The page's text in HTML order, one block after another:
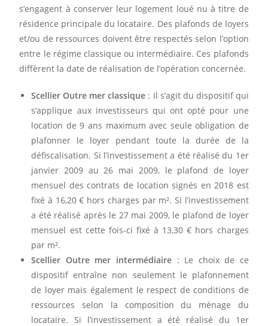
s’engagent à conserver leur logement loué nu à titre de
résidence principale du locataire. Des plafonds de loyers
et/ou de ressources doivent être respectés selon l’option
entre le régime classique ou intermédiaire. Ces plafonds
diffèrent la date de réalisation de l’opération concernée.
Scellier Outre mer classique : Il s’agit du dispositif qui
s’applique aux investisseurs qui ont opté pour une
location de 9 ans maximum avec seule obligation de
plafonner le loyer pendant toute la durée de la
défiscalisation. Si l’investissement a été réalisé du 1er
janvier 2009 au 26 mai 2009, le plafond de loyer
mensuel des contrats de location signés en 2018 est
fixé à 16,20 € hors charges par m². Si l’investissement
a été réalisé après le 27 mai 2009, le plafond de loyer
mensuel est cette fois-ci fixé à 13,30 € hors charges
par m².
Scellier Outre mer intermédiaire: Le choix de ce
dispositif entraîne non seulement le plafonnement
de loyer mais également le respect de conditions de
ressources selon la composition du ménage du
locataire. Si l’investissement a été réalisé du 1er